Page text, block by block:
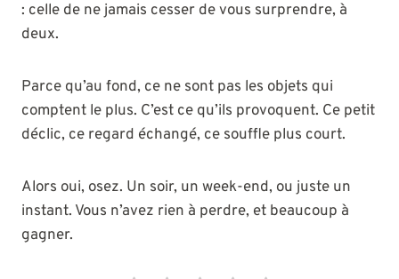
: celle de ne jamais cesser de vous surprendre, à
deux.
Parce qu’au fond, ce ne sont pas les objets qui
comptent le plus. C’est ce qu’ils provoquent. Ce petit
déclic, ce regard échangé, ce souffle plus court.
Alors oui, osez. Un soir, un week-end, ou juste un
instant. Vous n’avez rien à perdre, et beaucoup à
gagner.